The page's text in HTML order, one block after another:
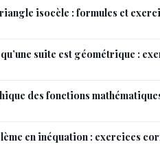
isocèle : formules et
suite est géométrique :
des fonctions
en inéquation : exercices